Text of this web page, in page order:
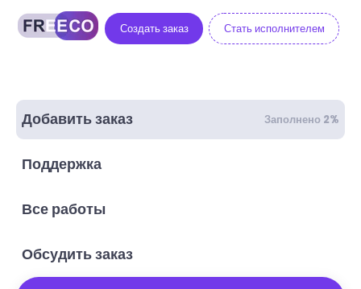
Создать заказ Стать исполнителем
Добавить заказ Заполнено 2%
Поддержка
Все работы
Обсудить заказ